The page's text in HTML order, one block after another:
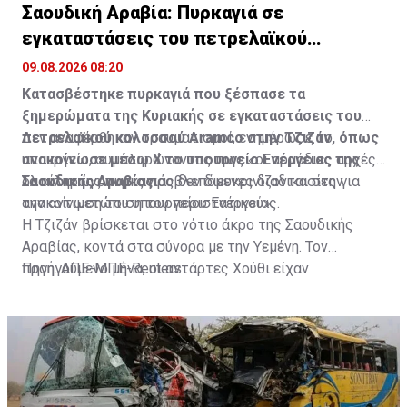
Σαουδική Αραβία: Πυρκαγιά σε
εγκαταστάσεις του πετρελαϊκού
κολοσσού Aramco
09.08.2026 08:20
Κατασβέστηκε πυρκαγιά που ξέσπασε τα
ξημερώματα της Κυριακής σε εγκαταστάσεις του
πετρελαϊκού κολοσσού Aramco στην Τζιζάν, όπως
ανακοίνωσε μέσω Χ το υπουργείο Ενέργειας της
Σαουδικής Αραβίας.
Δεν αναφέρθηκαν τραυματισμοί, ενημέρωσε το
υπουργείο, συμπληρώνοντας πως «οι αρμόδιες αρχές
ολοκληρώνουν τις προβλεπόμενες διαδικασίες για
την αντιμετώπιση του περιστατικού».
Τα αίτια της πυρκαγιάς δεν διευκρινίζονται στην
ανακοίνωση του υπουργείου Ενέργειας.
Η Τζιζάν βρίσκεται στο νότιο άκρο της Σαουδικής
Αραβίας, κοντά στα σύνορα με την Υεμένη. Τον
προηγούμενο μήνα, οι αντάρτες Χούθι είχαν
Πηγή: ΑΠΕ-ΜΠΕ-Reuters